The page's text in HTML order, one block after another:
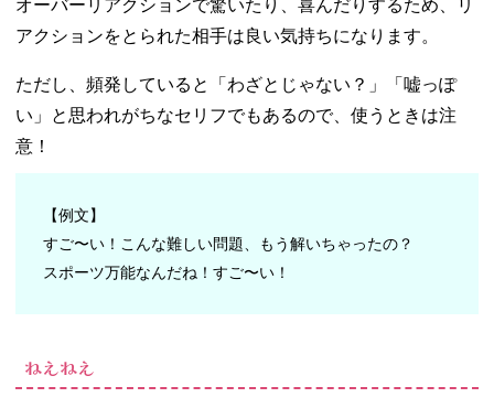
オーバーリアクションで驚いたり、喜んだりするため、リ
アクションをとられた相手は良い気持ちになります。
ただし、頻発していると「わざとじゃない？」「嘘っぽ
い」と思われがちなセリフでもあるので、使うときは注
意！
【例文】
すご〜い！こんな難しい問題、もう解いちゃったの？
スポーツ万能なんだね！すご〜い！
ねえねえ